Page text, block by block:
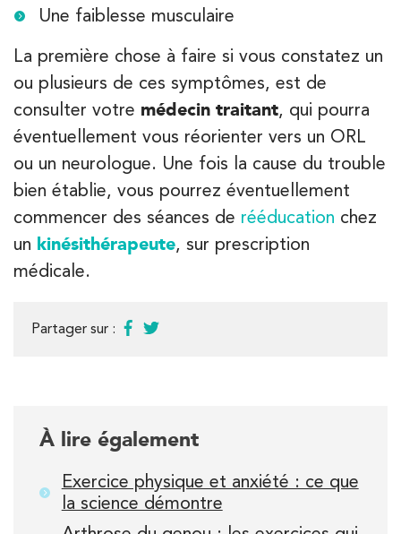
Une faiblesse musculaire
La première chose à faire si vous constatez un
ou plusieurs de ces symptômes, est de
consulter votre médecin traitant, qui pourra
éventuellement vous réorienter vers un ORL
ou un neurologue. Une fois la cause du trouble
bien établie, vous pourrez éventuellement
commencer des séances de rééducation chez
un kinésithérapeute, sur prescription
médicale.
Partager sur :
À lire également
Exercice physique et anxiété : ce que
la science démontre